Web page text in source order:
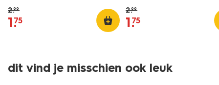
2.99
1.
75
2.99
1.
75
dit vind je misschien ook leuk
sale sale